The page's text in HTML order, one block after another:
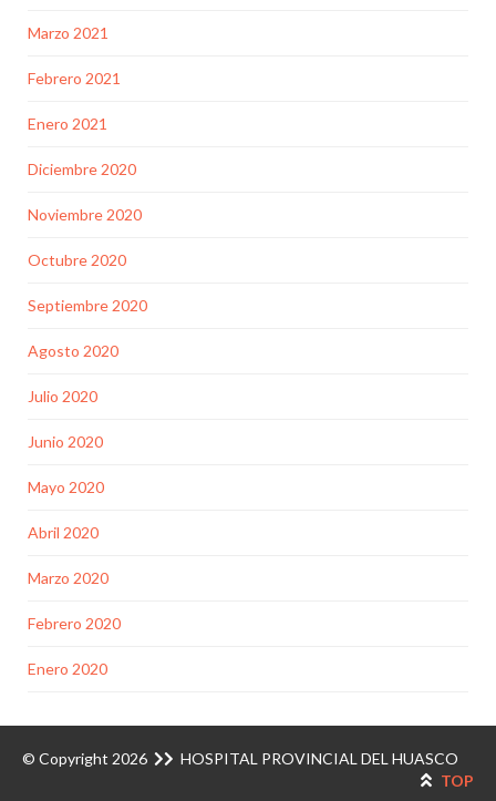
Marzo 2021
Febrero 2021
Enero 2021
Diciembre 2020
Noviembre 2020
Octubre 2020
Septiembre 2020
Agosto 2020
Julio 2020
Junio 2020
Mayo 2020
Abril 2020
Marzo 2020
Febrero 2020
Enero 2020
© Copyright 2026
HOSPITAL PROVINCIAL DEL HUASCO
TOP